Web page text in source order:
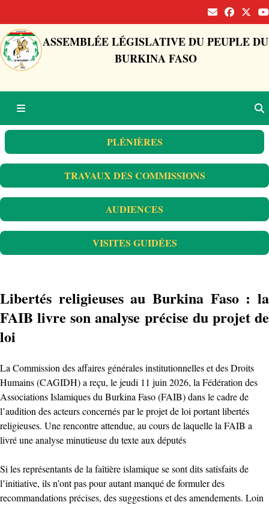
ASSEMBLÉE LÉGISLATIVE DU PEUPLE DU
BURKINA FASO
PLÉNIÈRES
TRAVAUX DES COMMISSIONS
AUDIENCES
VISITES GUIDÉES
Libertés religieuses au Burkina Faso : la
FAIB livre son analyse précise du projet de
loi
La Commission des affaires générales institutionnelles et des Droits
Humains (CAGIDH) a reçu, le jeudi 11 juin 2026, la Fédération des
Associations Islamiques du Burkina Faso (FAIB) dans le cadre de
l’audition des acteurs concernés par le projet de loi portant libertés
religieuses. Une rencontre attendue, au cours de laquelle la FAIB a
livré une analyse minutieuse du texte aux députés
Si les représentants de la faîtière islamique se sont dits satisfaits de
l’initiative, ils n’ont pas pour autant manqué de formuler des
recommandations précises, des suggestions et des amendements. Loin